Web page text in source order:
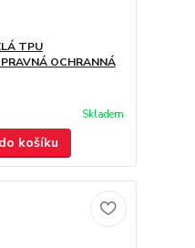
TPU
OCHRANNÁ
Skladem
košíku